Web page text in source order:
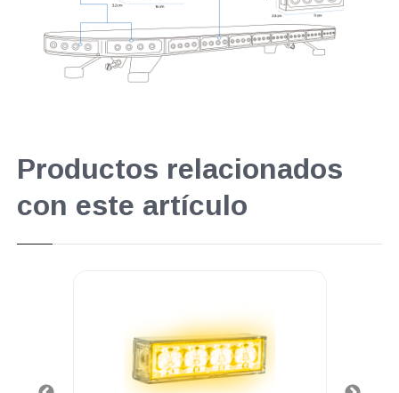
Productos relacionados
con este artículo